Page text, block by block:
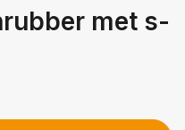
met s-